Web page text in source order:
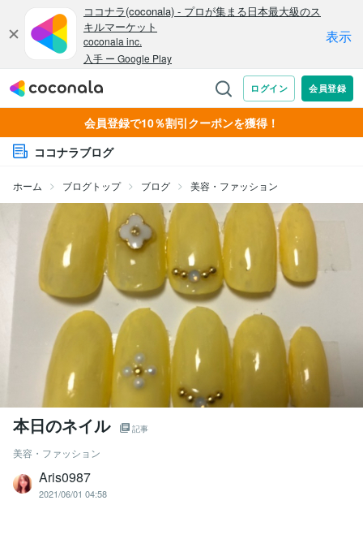
会員登録で10％割引クーポンを獲得！
ココナラブログ
ホーム ブログトップ ブログ 美容・ファッション
本日のネイル 記事
美容・ファッション
Aris0987
2021/06/01 04:58